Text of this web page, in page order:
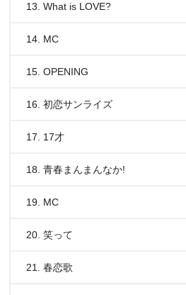
13. What is LOVE?
14. MC
15. OPENING
16. 初恋サンライズ
17. 17才
18. 青春まんまんなか!
19. MC
20. 笑って
21. 春恋歌